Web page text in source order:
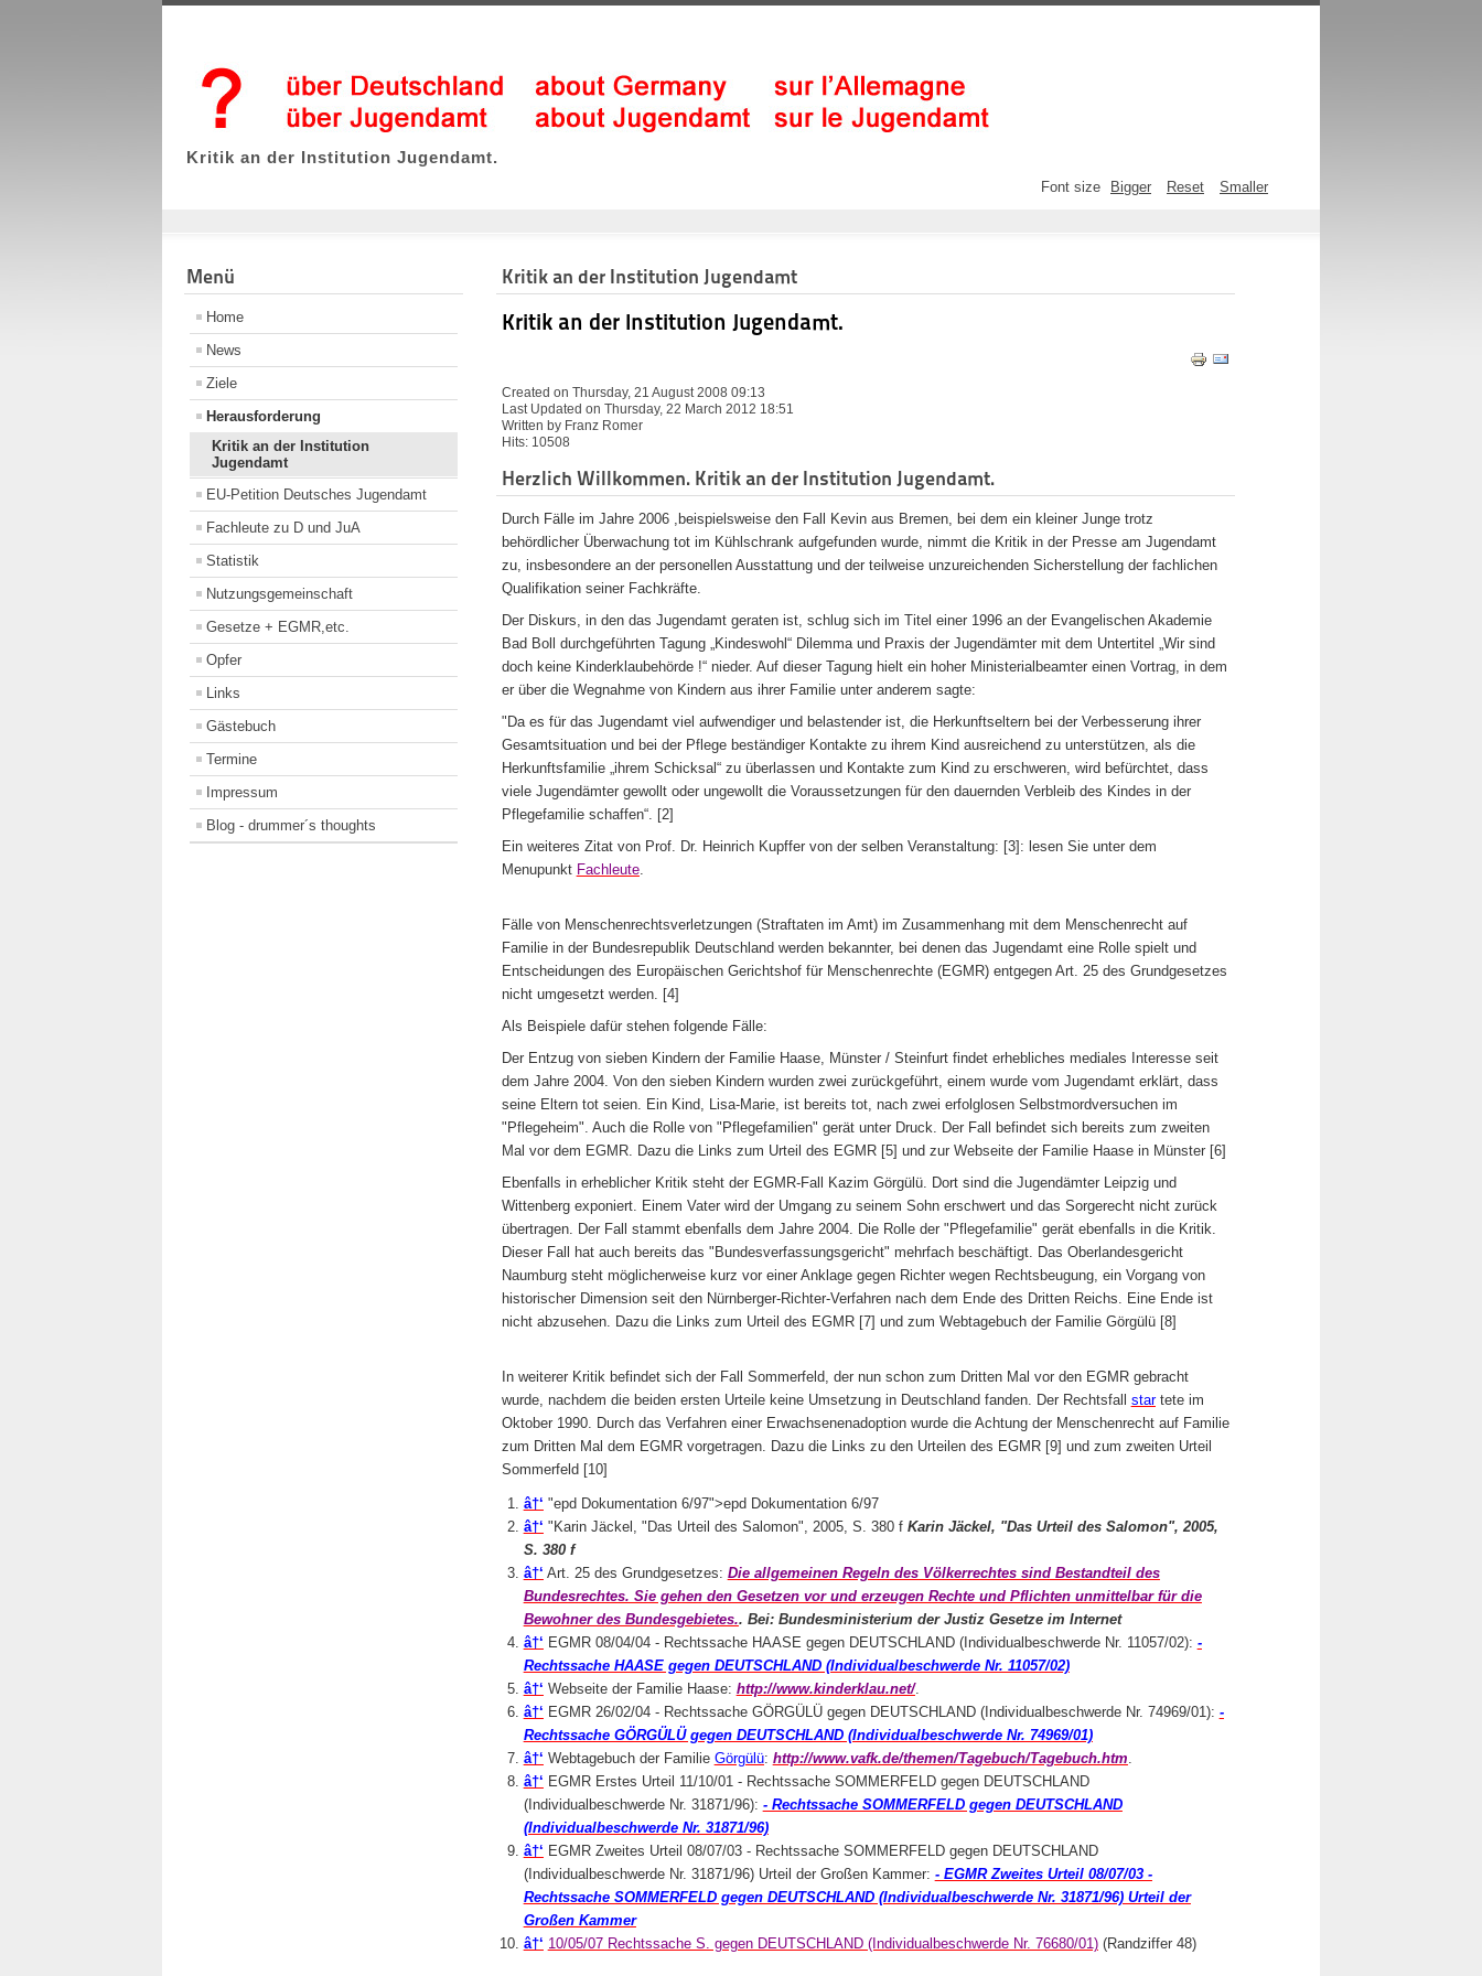
Kritik an der Institution Jugendamt.
Font size Bigger Reset Smaller
Menü
Home
News
Ziele
Herausforderung
Kritik an der Institution
Jugendamt
EU-Petition Deutsches Jugendamt
Fachleute zu D und JuA
Statistik
Nutzungsgemeinschaft
Gesetze + EGMR,etc.
Opfer
Links
Gästebuch
Termine
Impressum
Blog - drummer´s thoughts
Kritik an der Institution Jugendamt
Kritik an der Institution Jugendamt.
Created on Thursday, 21 August 2008 09:13
Last Updated on Thursday, 22 March 2012 18:51
Written by Franz Romer
Hits: 10508
Herzlich Willkommen. Kritik an der Institution Jugendamt.
Durch Fälle im Jahre 2006 ,beispielsweise den Fall Kevin aus Bremen, bei dem ein kleiner Junge trotz
behördlicher Überwachung tot im Kühlschrank aufgefunden wurde, nimmt die Kritik in der Presse am Jugendamt
zu, insbesondere an der personellen Ausstattung und der teilweise unzureichenden Sicherstellung der fachlichen
Qualifikation seiner Fachkräfte.
Der Diskurs, in den das Jugendamt geraten ist, schlug sich im Titel einer 1996 an der Evangelischen Akademie
Bad Boll durchgeführten Tagung „Kindeswohl“ Dilemma und Praxis der Jugendämter mit dem Untertitel „Wir sind
doch keine Kinderklaubehörde !“ nieder. Auf dieser Tagung hielt ein hoher Ministerialbeamter einen Vortrag, in dem
er über die Wegnahme von Kindern aus ihrer Familie unter anderem sagte:
"Da es für das Jugendamt viel aufwendiger und belastender ist, die Herkunftseltern bei der Verbesserung ihrer
Gesamtsituation und bei der Pflege beständiger Kontakte zu ihrem Kind ausreichend zu unterstützen, als die
Herkunftsfamilie „ihrem Schicksal“ zu überlassen und Kontakte zum Kind zu erschweren, wird befürchtet, dass
viele Jugendämter gewollt oder ungewollt die Voraussetzungen für den dauernden Verbleib des Kindes in der
Pflegefamilie schaffen“. [2]
Ein weiteres Zitat von Prof. Dr. Heinrich Kupffer von der selben Veranstaltung: [3]: lesen Sie unter dem
Menupunkt Fachleute.
Fälle von Menschenrechtsverletzungen (Straftaten im Amt) im Zusammenhang mit dem Menschenrecht auf
Familie in der Bundesrepublik Deutschland werden bekannter, bei denen das Jugendamt eine Rolle spielt und
Entscheidungen des Europäischen Gerichtshof für Menschenrechte (EGMR) entgegen Art. 25 des Grundgesetzes
nicht umgesetzt werden. [4]
Als Beispiele dafür stehen folgende Fälle:
Der Entzug von sieben Kindern der Familie Haase, Münster / Steinfurt findet erhebliches mediales Interesse seit
dem Jahre 2004. Von den sieben Kindern wurden zwei zurückgeführt, einem wurde vom Jugendamt erklärt, dass
seine Eltern tot seien. Ein Kind, Lisa-Marie, ist bereits tot, nach zwei erfolglosen Selbstmordversuchen im
"Pflegeheim". Auch die Rolle von "Pflegefamilien" gerät unter Druck. Der Fall befindet sich bereits zum zweiten
Mal vor dem EGMR. Dazu die Links zum Urteil des EGMR [5] und zur Webseite der Familie Haase in Münster [6]
Ebenfalls in erheblicher Kritik steht der EGMR-Fall Kazim Görgülü. Dort sind die Jugendämter Leipzig und
Wittenberg exponiert. Einem Vater wird der Umgang zu seinem Sohn erschwert und das Sorgerecht nicht zurück
übertragen. Der Fall stammt ebenfalls dem Jahre 2004. Die Rolle der "Pflegefamilie" gerät ebenfalls in die Kritik.
Dieser Fall hat auch bereits das "Bundesverfassungsgericht" mehrfach beschäftigt. Das Oberlandesgericht
Naumburg steht möglicherweise kurz vor einer Anklage gegen Richter wegen Rechtsbeugung, ein Vorgang von
historischer Dimension seit den Nürnberger-Richter-Verfahren nach dem Ende des Dritten Reichs. Eine Ende ist
nicht abzusehen. Dazu die Links zum Urteil des EGMR [7] und zum Webtagebuch der Familie Görgülü [8]
In weiterer Kritik befindet sich der Fall Sommerfeld, der nun schon zum Dritten Mal vor den EGMR gebracht
wurde, nachdem die beiden ersten Urteile keine Umsetzung in Deutschland fanden. Der Rechtsfall startete im
Oktober 1990. Durch das Verfahren einer Erwachsenenadoption wurde die Achtung der Menschenrecht auf Familie
zum Dritten Mal dem EGMR vorgetragen. Dazu die Links zu den Urteilen des EGMR [9] und zum zweiten Urteil
Sommerfeld [10]
â†‘ "epd Dokumentation 6/97">epd Dokumentation 6/97
â†‘ "Karin Jäckel, "Das Urteil des Salomon", 2005, S. 380 f Karin Jäckel, "Das Urteil des Salomon", 2005,
S. 380 f
â†‘ Art. 25 des Grundgesetzes: Die allgemeinen Regeln des Völkerrechtes sind Bestandteil des
Bundesrechtes. Sie gehen den Gesetzen vor und erzeugen Rechte und Pflichten unmittelbar für die
Bewohner des Bundesgebietes.. Bei: Bundesministerium der Justiz Gesetze im Internet
â†‘ EGMR 08/04/04 - Rechtssache HAASE gegen DEUTSCHLAND (Individualbeschwerde Nr. 11057/02): -
Rechtssache HAASE gegen DEUTSCHLAND (Individualbeschwerde Nr. 11057/02)
â†‘ Webseite der Familie Haase: http://www.kinderklau.net/.
â†‘ EGMR 26/02/04 - Rechtssache GÖRGÜLÜ gegen DEUTSCHLAND (Individualbeschwerde Nr. 74969/01): -
Rechtssache GÖRGÜLÜ gegen DEUTSCHLAND (Individualbeschwerde Nr. 74969/01)
â†‘ Webtagebuch der Familie Görgülü: http://www.vafk.de/themen/Tagebuch/Tagebuch.htm.
â†‘ EGMR Erstes Urteil 11/10/01 - Rechtssache SOMMERFELD gegen DEUTSCHLAND
(Individualbeschwerde Nr. 31871/96): - Rechtssache SOMMERFELD gegen DEUTSCHLAND
(Individualbeschwerde Nr. 31871/96)
â†‘ EGMR Zweites Urteil 08/07/03 - Rechtssache SOMMERFELD gegen DEUTSCHLAND
(Individualbeschwerde Nr. 31871/96) Urteil der Großen Kammer: - EGMR Zweites Urteil 08/07/03 -
Rechtssache SOMMERFELD gegen DEUTSCHLAND (Individualbeschwerde Nr. 31871/96) Urteil der
Großen Kammer
â†‘ 10/05/07 Rechtssache S. gegen DEUTSCHLAND (Individualbeschwerde Nr. 76680/01)(Randziffer 48)